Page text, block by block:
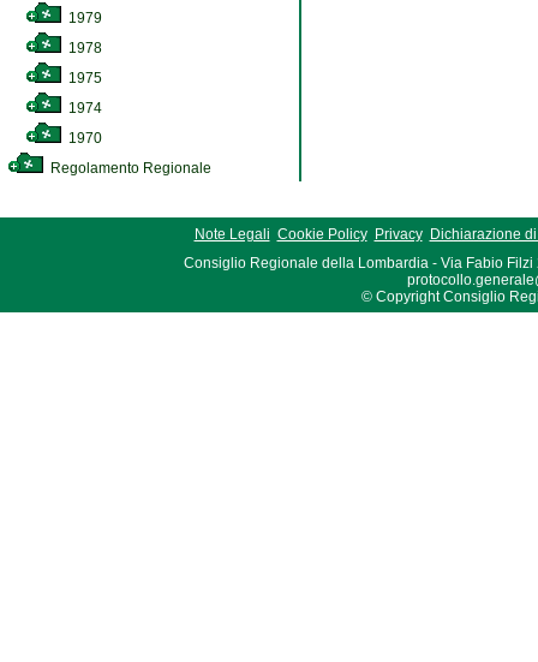
1979
1978
1975
1974
1970
Regolamento Regionale
Note Legali Cookie Policy Privacy
Dichiarazione
Consiglio Regionale della Lombardia - Via Fabio Filzi
© Copyright Consiglio